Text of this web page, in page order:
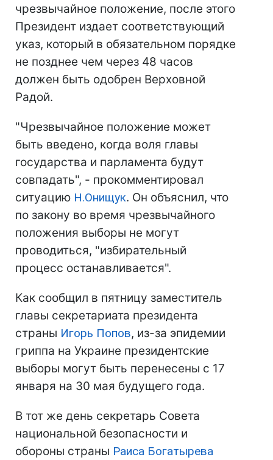
чрезвычайное положение, после этого
Президент издает соответствующий
указ, который в обязательном порядке
не позднее чем через 48 часов
должен быть одобрен Верховной
Радой.
"Чрезвычайное положение может
быть введено, когда воля главы
государства и парламента будут
совпадать", - прокомментировал
ситуацию Н.Онищук. Он объяснил, что
по закону во время чрезвычайного
положения выборы не могут
проводиться, "избирательный
процесс останавливается".
Как сообщил в пятницу заместитель
главы секретариата президента
страны Игорь Попов, из-за эпидемии
гриппа на Украине президентские
выборы могут быть перенесены с 17
января на 30 мая будущего года.
В тот же день секретарь Совета
национальной безопасности и
обороны страны Раиса Богатырева